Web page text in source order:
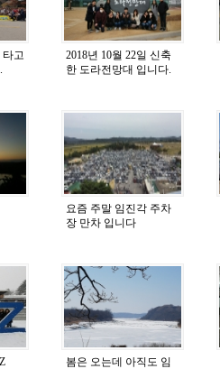
고
2018년 10월 22일 신축
한 도라전망대 입니다.
요즘 주말 임진각 주차
장 만차 입니다
봄은 오는데 아직도 임